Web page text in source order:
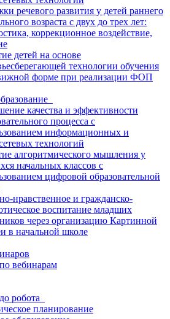
речевого развития у детей раннего
возраста с двух до трех лет:
коррекционное воздействие,
детей на основе
технологии обучения
форме при реализации ФОП
качества и эффективности
процесса с
информационных и
технологий
алгоритмического мышления у
начальных классов с
цифровой образовательной
нравственное и гражданско-
воспитание младших
через организацию Картинной
в начальной школе
вебинарам
робота
планирование